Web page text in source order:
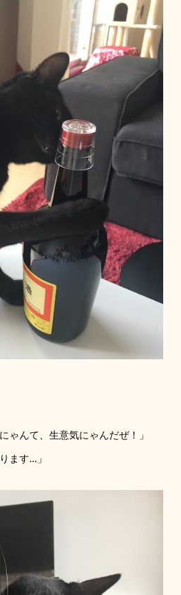
ゃんて、生意気にゃんだぜ！」
ます…」